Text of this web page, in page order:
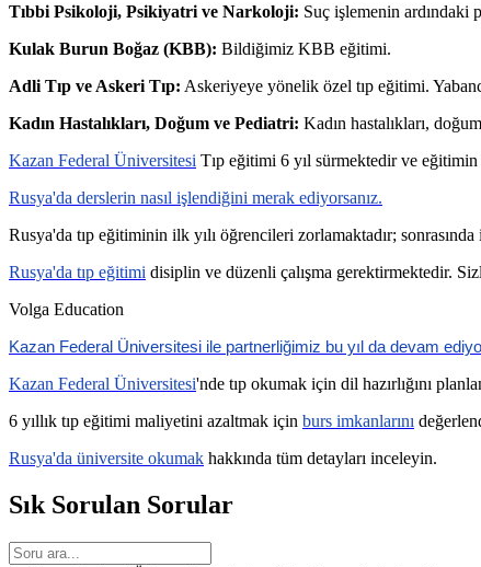
Tıbbi Psikoloji, Psikiyatri ve Narkoloji: Suç işlemenin ardındaki
Kulak Burun Boğaz (KBB): Bildiğimiz KBB eğitimi.
Adli Tıp ve Askeri Tıp: Askeriyeye yönelik özel tıp eğitimi.
Kadın Hastalıkları, Doğum ve Pediatri: Kadın hastalıkları,
Kazan Federal Üniversitesi Tıp eğitimi 6 yıl sürmektedir ve
Rusya'da derslerin nasıl işlendiğini merak ediyorsanız.
Rusya'da tıp eğitiminin ilk yılı öğrencileri zorlamaktadır;
Rusya'da tıp eğitimi disiplin ve düzenli çalışma gerektirmektedir.
Volga Education
Kazan Federal Üniversitesi ile partnerliğimiz bu yıl da devam
Kazan Federal Üniversitesi'nde tıp okumak için dil hazırlığını
6 yıllık tıp eğitimi maliyetini azaltmak için burs imkanlarını
Rusya'da üniversite okumak hakkında tüm detayları inceleyin.
Sık Sorulan Sorular